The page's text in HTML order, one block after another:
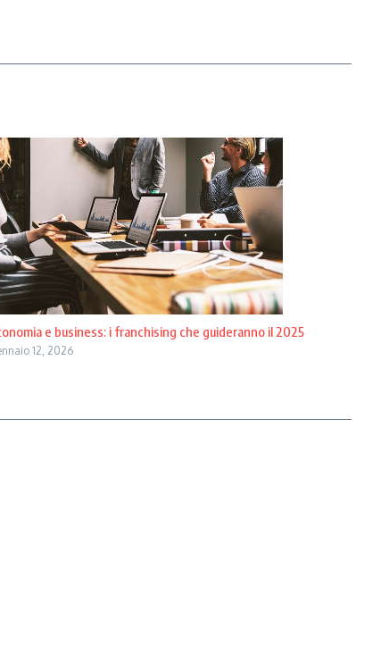
e business: i franchising che guideranno il 2025
12, 2026